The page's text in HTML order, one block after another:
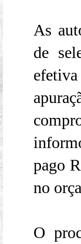
As
de
pago
no
O